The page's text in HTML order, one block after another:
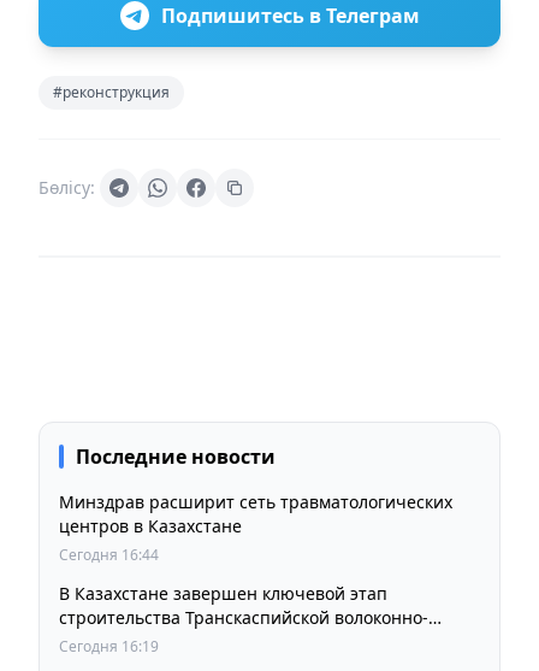
Подпишитесь в Телеграм
#реконструкция
Бөлісу:
Последние новости
Минздрав расширит сеть травматологических
центров в Казахстане
Сегодня 16:44
В Казахстане завершен ключевой этап
строительства Транскаспийской волоконно-
оптической линии связи
Сегодня 16:19